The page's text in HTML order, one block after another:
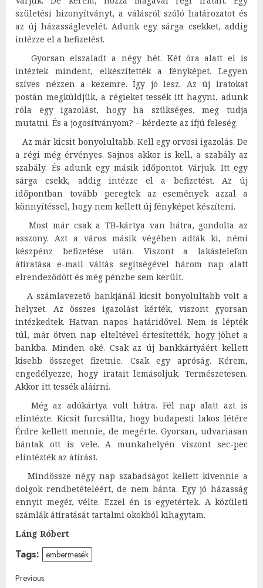
születési bizonyítványt, a válásról szóló határozatot és
az új házasságlevelét. Adunk egy sárga csekket, addig
intézze el a befizetést.
Gyorsan elszaladt a négy hét. Két óra alatt el is
intéztek mindent, elkészítették a fényképet. Legyen
szíves nézzen a kezemre. Így jó lesz. Az új iratokat
postán megküldjük, a régieket tessék itt hagyni, adunk
róla egy igazolást, hogy ha szükséges, meg tudja
mutatni. És a jogosítványom? – kérdezte az ifjú feleség.
Az már kicsit bonyolultabb. Kell egy orvosi igazolás. De
a régi még érvényes. Sajnos akkor is kell, a szabály az
szabály. És adunk egy másik időpontot. Várjuk. Itt egy
sárga csekk, addig intézze el a befizetést. Az új
időpontban tovább peregtek az események azzal a
könnyítéssel, hogy nem kellett új fényképet készíteni.
Most már csak a TB-kártya van hátra, gondolta az
asszony. Azt a város másik végében adták ki, némi
készpénz befizetése után. Viszont a lakástelefon
átíratása e-mail váltás segítségével három nap alatt
elrendeződött és még pénzbe sem került.
A számlavezető bankjánál kicsit bonyolultabb volt a
helyzet. Az összes igazolást kérték, viszont gyorsan
intézkedtek. Hatvan napos határidővel. Nem is lépték
túl, már ötven nap elteltével értesítették, hogy jöhet a
bankba. Minden oké. Csak az új bankkártyáért kellett
kisebb összeget fizetnie. Csak egy apróság. Kérem,
engedélyezze, hogy iratait lemásoljuk. Természetesen.
Akkor itt tessék aláírni.
Még az adókártya volt hátra. Fél nap alatt azt is
elintézte. Kicsit furcsállta, hogy budapesti lakos létére
Érdre kellett mennie, de megérte. Gyorsan, udvariasan
bántak ott is vele. A munkahelyén viszont sec-pec
elintézték az átírást.
Mindössze négy nap szabadságot kellett kivennie a
dolgok rendbetételéért, de nem bánta. Egy jó házasság
ennyit megér, vélte. Ezzel én is egyetértek. A közületi
számlák átíratását tartalmi okokból kihagytam.
Láng Róbert
Tags: embermesék
Previous